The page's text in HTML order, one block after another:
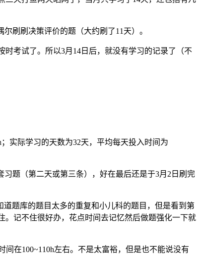
刷刷决策评价的题（大约刷了11天）。
考试了。所以3月14日后，就没有学习的记录了（不
实际学习的天数为32天，平均每天投入时间为
题（第二天或第三条），好在最后还是于3月2日刷完
题库的题目太多的重复和小儿科的题目，但是看到第
记不住很好办，花点时间去记忆然后做题强化一下就
在100~110h左右。不是太富裕，但是也不能说没有